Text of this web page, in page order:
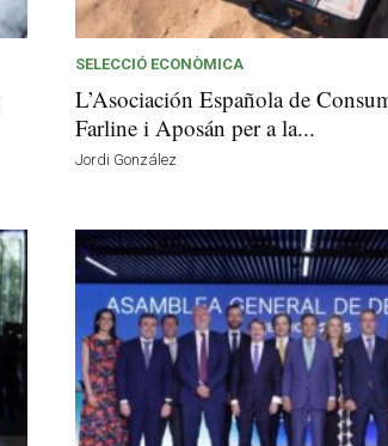
SELECCIÓ ECONÒMICA
L’Asociación Española de
Farline i Aposán per a la...
Jordi González